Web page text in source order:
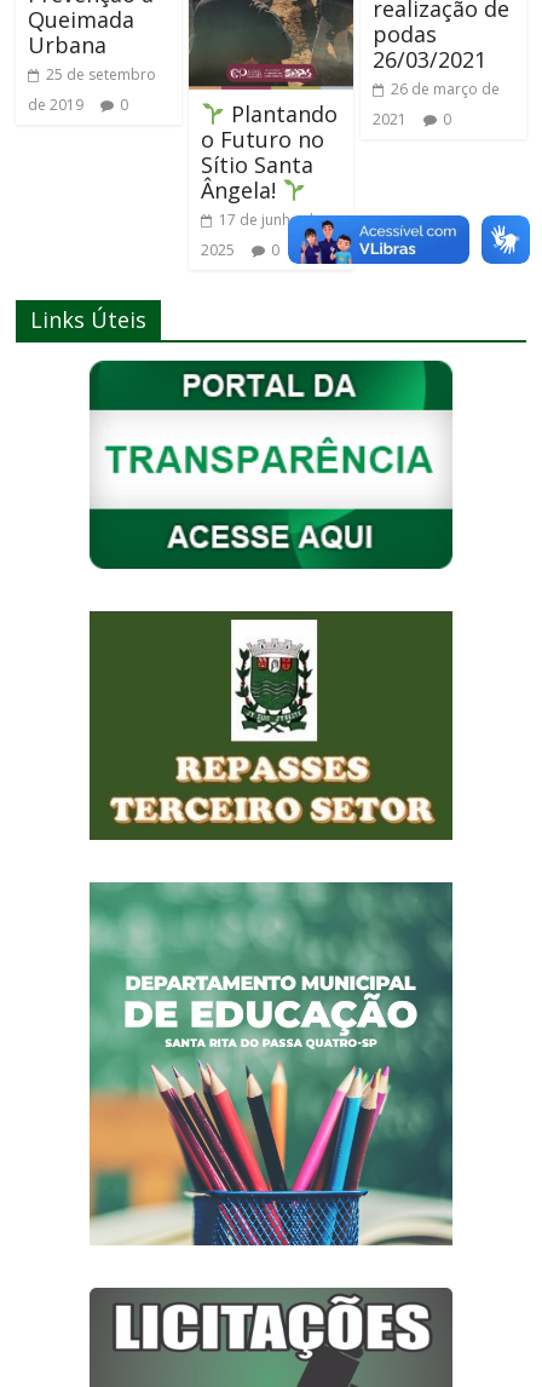
Queimada
Urbana
25 de setembro
de 2019
0
Plantando
o Futuro no
Sítio Santa
Ângela!
17 de junho de
2025
0
realização de
podas
26/03/2021
26 de março de
2021
0
Links Úteis